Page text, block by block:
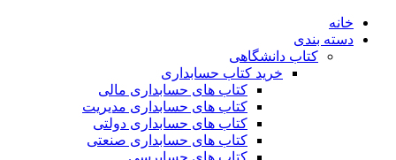
خانه
دسته بندی
کتاب دانشگاهی
خرید کتاب حسابداری
کتاب های حسابداری مالی
کتاب های حسابداری مدیریت
کتاب های حسابداری دولتی
کتاب های حسابداری صنعتی
کتاب های حسابرسی